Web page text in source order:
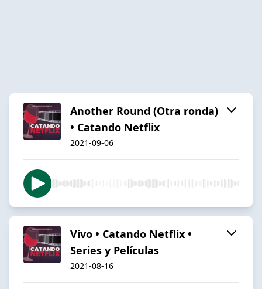
Another Round (Otra ronda)
• Catando Netflix
2021-09-06
Vivo • Catando Netflix •
Series y Películas
2021-08-16